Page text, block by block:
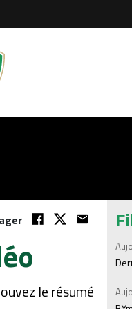
le résumé